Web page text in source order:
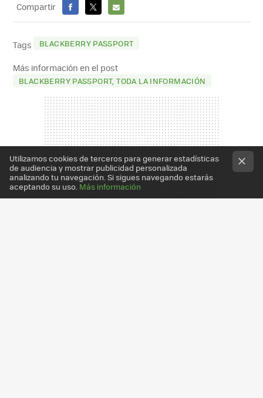
Compartir
FACEBOOK
X
E-
MAIL
Tags BLACKBERRY PASSPORT
Más información en el post
BLACKBERRY PASSPORT, TODA LA INFORMACIÓN
Utilizamos cookies de terceros para generar estadísticas
de audiencia y mostrar publicidad personalizada
analizando tu navegación. Si sigues navegando estarás
aceptando su uso. Más información